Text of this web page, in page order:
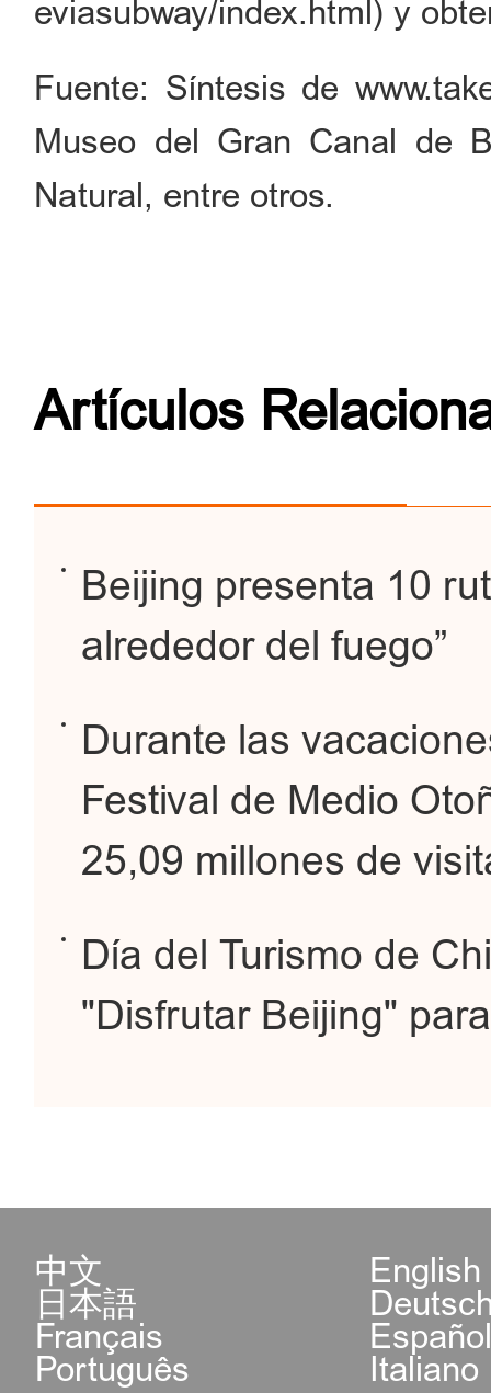
eviasubway/index.html) y
Fuente: Síntesis de
Museo del Gran Canal de
Natural, entre otros.
Artículos
Beijing presenta 10
alrededor del fuego”
Durante las
Festival de Medio
25,09 millones de
Día del Turismo de
"Disfrutar Beijing"
中文 English
日本語
Français
Português Italiano